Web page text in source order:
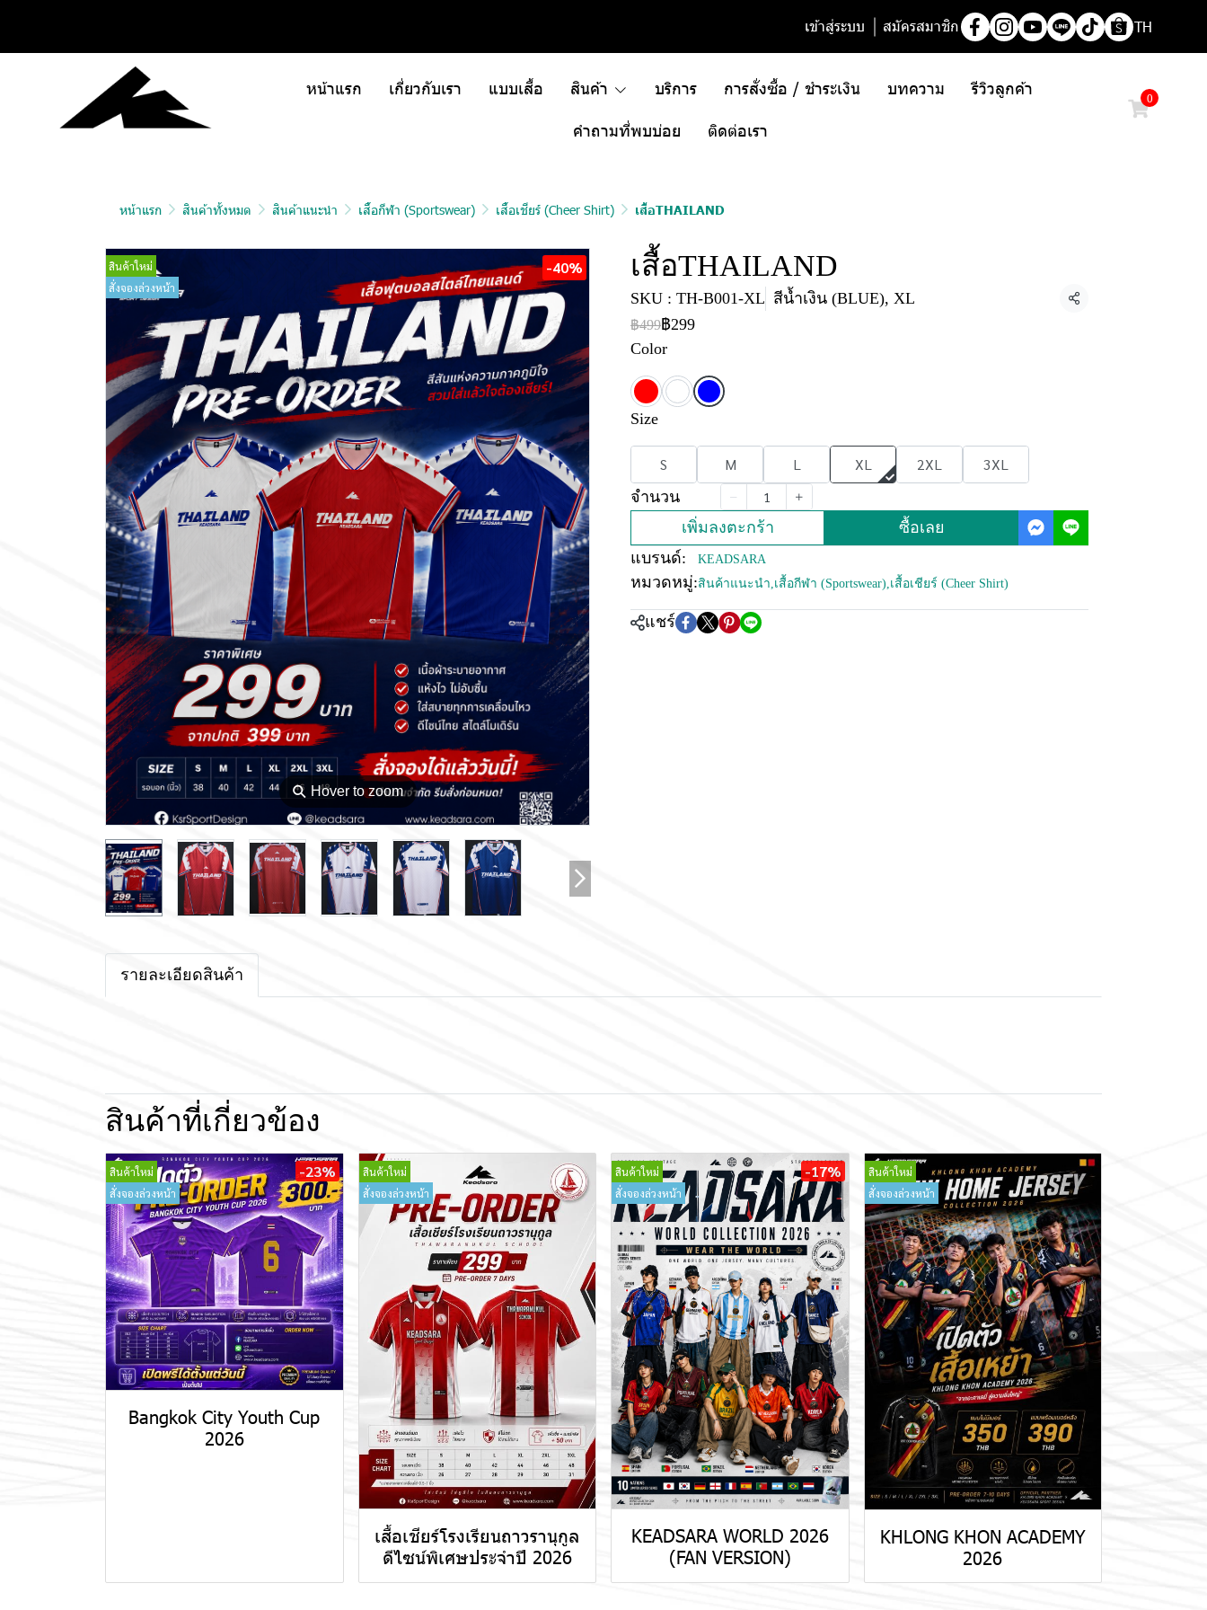
เข้าสู่ระบบ สมัครสมาชิก TH
หน้าแรก เกี่ยวกับเรา แบบเสื้อ สินค้า บริการ การสั่งซื้อ / ชำระเงิน บทความ รีวิวลูกค้า
คำถามที่พบบ่อย ติดต่อเรา
0
หน้าแรก สินค้าทั้งหมด สินค้าแนะนำ เสื้อกีฬา (Sportswear) เสื้อเชียร์ (Cheer Shirt) เสื้อTHAILAND
⚲ Hover to zoom
สินค้าใหม่
สั่งจองล่วงหน้า
-40% เสื้อTHAILAND
SKU : TH-B001-XL สีน้ำเงิน (BLUE), XL แชร์
฿499฿299
Color
Size
S M L XL 2XL 3XL
จำนวน
เพิ่มลงตะกร้า
ซื้อเลย
แบรนด์:
KEADSARA
หมวดหมู่:สินค้าแนะนำ,เสื้อกีฬา (Sportswear),เสื้อเชียร์ (Cheer Shirt)
แชร์
รายละเอียดสินค้า
สินค้าที่เกี่ยวข้อง
สินค้าใหม่
สั่งจองล่วงหน้า
-23%
Bangkok City Youth Cup
2026
สินค้าใหม่
สั่งจองล่วงหน้า
เสื้อเชียร์โรงเรียนถาวรานุกูล
ดีไซน์พิเศษประจำปี 2026
สินค้าใหม่
สั่งจองล่วงหน้า
-17%
KEADSARA WORLD 2026
(FAN VERSION)
สินค้าใหม่
สั่งจองล่วงหน้า
KHLONG KHON ACADEMY
2026